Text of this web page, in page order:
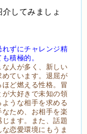
してみましょ
ずにチャレンジ精
積極的。
人が多く、新しい
ています。退屈が
ど燃える性格。冒
大好きで未知の領
うな相手を求める
ため、お相手を楽
ます。また、話題
恋愛環境にもうま